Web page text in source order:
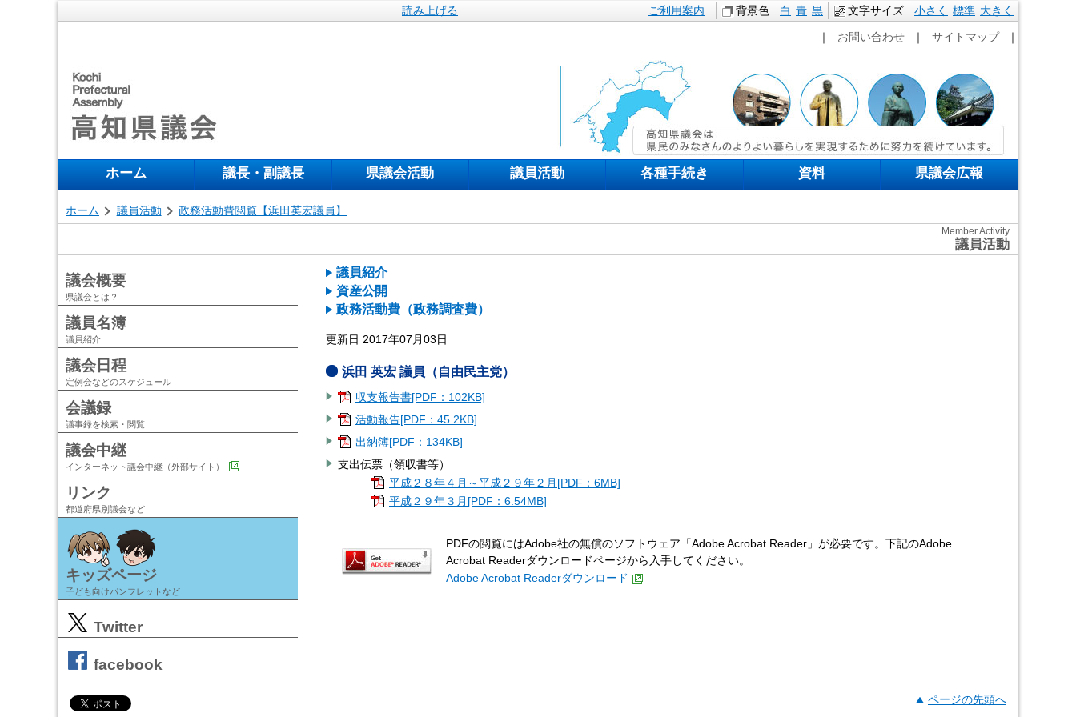
読み上げる 本文へ移動
文字サイズ 小さく 標準 大きく
ご利用案内 背景色 白 青 黒
｜ お問い合わせ ｜ サイトマップ ｜
ホーム 議長・副議長 県議会活動 議員活動 各種手続き 資料 県議会広報
ホーム 議員活動 政務活動費閲覧【浜田英宏議員】
Member Activity
議員活動
議会概要
県議会とは？
議員名簿
議員紹介
議会日程
定例会などのスケジュール
会議録
議事録を検索・閲覧
議会中継
インターネット議会中継（外部サイト）
リンク
都道府県別議会など
キッズページ
子ども向けパンフレットなど
Twitter
facebook
議員紹介
資産公開
政務活動費（政務調査費）
更新日 2017年07月03日
浜田 英宏 議員（自由民主党）
収支報告書[PDF：102KB]
活動報告[PDF：45.2KB]
出納簿[PDF：134KB]
支出伝票（領収書等）
平成２８年４月～平成２９年２月[PDF：6MB]
平成２９年３月[PDF：6.54MB]
PDFの閲覧にはAdobe社の無償のソフトウェア「Adobe Acrobat Reader」が必要です。下記のAdobe
Acrobat Readerダウンロードページから入手してください。
Adobe Acrobat Readerダウンロード
ページの先頭へ